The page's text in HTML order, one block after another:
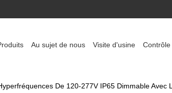
Au sujet de nous Visite d'usine
De 120-277V IP65 Dimmable Avec